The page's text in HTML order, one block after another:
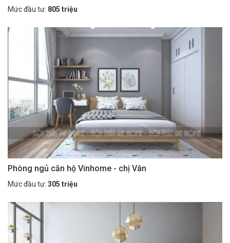
Mức đầu tư: 805 triệu
Phòng ngủ căn hộ Vinhome - chị Vân
Mức đầu tư: 305 triệu